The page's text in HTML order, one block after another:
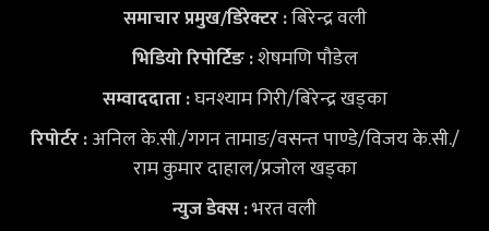
समाचार प्रमुख/डिरेक्टर :बिरेन्द्र वली
भिडियोरिपोर्टिङ :शेषमणि पौडेल
सम्वाददाता :घनश्याम गिरी/बिरेन्द्र खड्का
रिपोर्टर :अनिल के.सी./गगन तामाङ/वसन्त पाण्डे/विजय के.सी./
राम कुमार दाहाल/प्रजोल खड्का
न्युज डेक्स:भरत वली